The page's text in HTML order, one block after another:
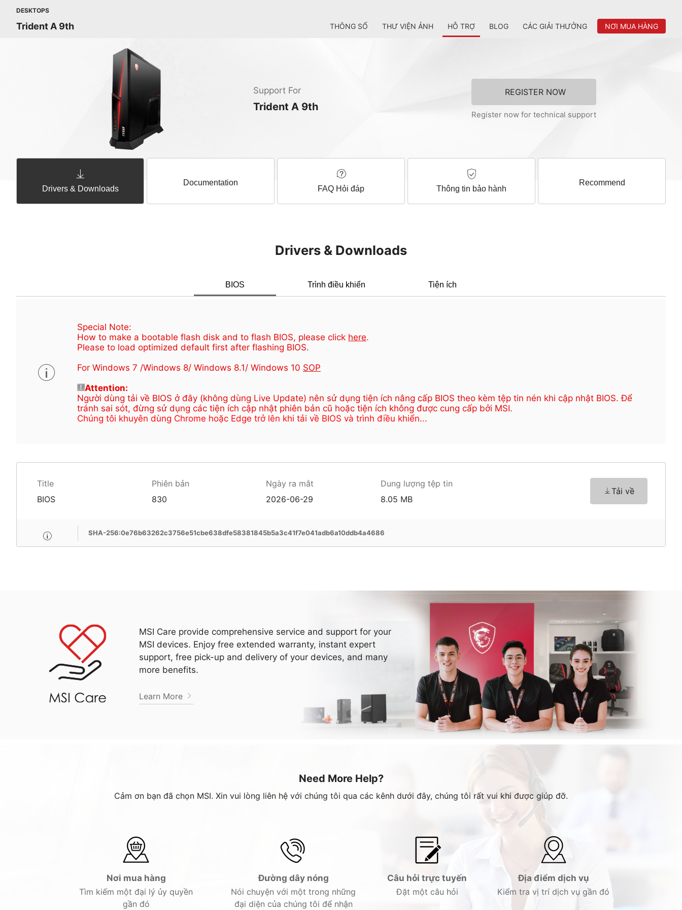
DESKTOPS
Trident A 9th THÔNG SỐ THƯ VIỆN ẢNH HỖ TRỢ BLOG CÁC GIẢI THƯỞNG NƠI MUA HÀNG
Support For
Trident A 9th
REGISTER NOW
Register now for technical support
Drivers & Downloads
Documentation
FAQ Hỏi đáp Thông tin bảo hành
Recommend
Drivers & Downloads
BIOS Trình điều khiển Tiện ích
Special Note:
How to make a bootable flash disk and to flash BIOS, please click here.
Please to load optimized default first after flashing BIOS.
For Windows 7 /Windows 8/ Windows 8.1/ Windows 10 SOP
Attention:
Người dùng tải về BIOS ở đây (không dùng Live Update) nên sử dụng tiện ích nâng cấp BIOS theo kèm tệp tin nén khi cập nhật BIOS. Để
tránh sai sót, đừng sử dụng các tiện ích cập nhật phiên bản cũ hoặc tiện ích không được cung cấp bởi MSI.
Chúng tôi khuyên dùng Chrome hoặc Edge trở lên khi tải về BIOS và trình điều khiển...
Title Phiên bản Ngày ra mắt Dung lượng tệp tin
Tải về
BIOS 830 2026-06-29 8.05 MB
SHA-256:0e76b63262c3756e51cbe638dfe58381845b5a3c41f7e041adb6a10ddb4a4686
MSI Care provide comprehensive service and support for your
MSI devices. Enjoy free extended warranty, instant expert
support, free pick-up and delivery of your devices, and many
more benefits.
Learn More
Need More Help?
Cảm ơn bạn đã chọn MSI. Xin vui lòng liên hệ với chúng tôi qua các kênh dưới đây, chúng tôi rất vui khi được giúp đỡ.
Nơi mua hàng
Tìm kiếm một đại lý ủy quyền
gần đó
Đường dây nóng
Nói chuyện với một trong những
đại diện của chúng tôi để nhận
Câu hỏi trực tuyến
Đặt một câu hỏi
Địa điểm dịch vụ
Kiểm tra vị trí dịch vụ gần đó